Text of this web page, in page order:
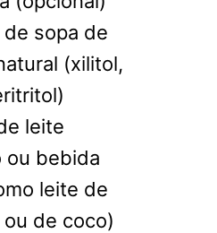
sopa de
(xilitol,
leite
ou bebida
leite de
de coco)